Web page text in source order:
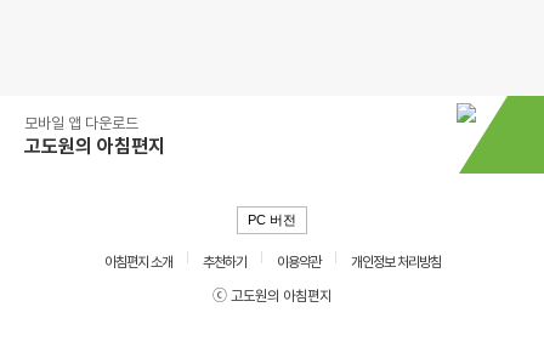
모바일 앱 다운로드
고도원의 아침편지
PC 버전
아침편지 소개 추천하기 이용약관
개인정보 처리방침
ⓒ 고도원의 아침편지